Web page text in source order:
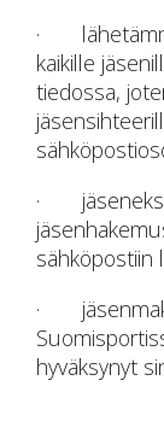
·
kaikille
tiedossa,
· jäseneksi
sähköpostiin
·
hyväksynyt